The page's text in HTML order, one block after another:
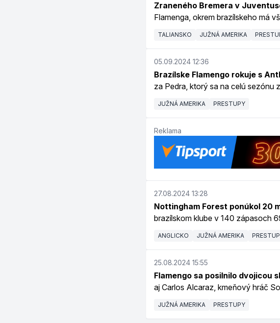
Zraneného Bremera v
Flamenga, okrem brazílskeho má
TALIANSKO JUŽNÁ AMERIKA
05.09.2024 12:36
Brazílske Flamengo rokuje s
za Pedra, ktorý sa na celú sezónu
JUŽNÁ AMERIKA PRESTUPY
Reklama
27.08.2024 13:28
Nottingham Forest ponúkol 20
brazílskom klube v 140 zápasoch
ANGLICKO JUŽNÁ AMERIKA
25.08.2024 15:55
Flamengo sa posilnilo dvojicou
aj Carlos Alcaraz, kmeňový hráč
JUŽNÁ AMERIKA PRESTUPY